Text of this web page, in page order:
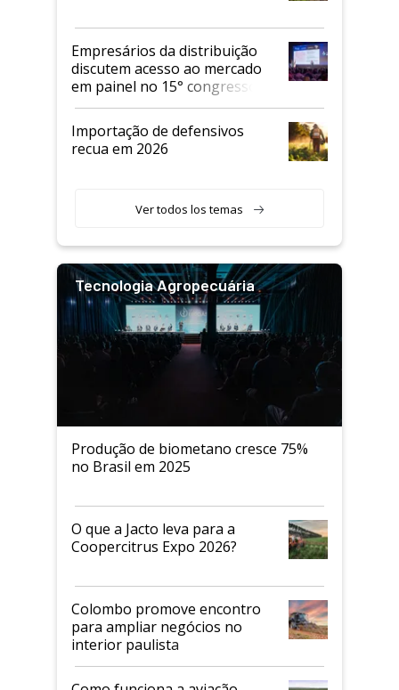
Empresários da distribuição
discutem acesso ao mercado
em painel no 15° congresso
Andav
Importação de defensivos
recua em 2026
Ver todos los temas
Tecnologia Agropecuária
Produção de biometano cresce 75%
no Brasil em 2025
O que a Jacto leva para a
Coopercitrus Expo 2026?
Colombo promove encontro
para ampliar negócios no
interior paulista